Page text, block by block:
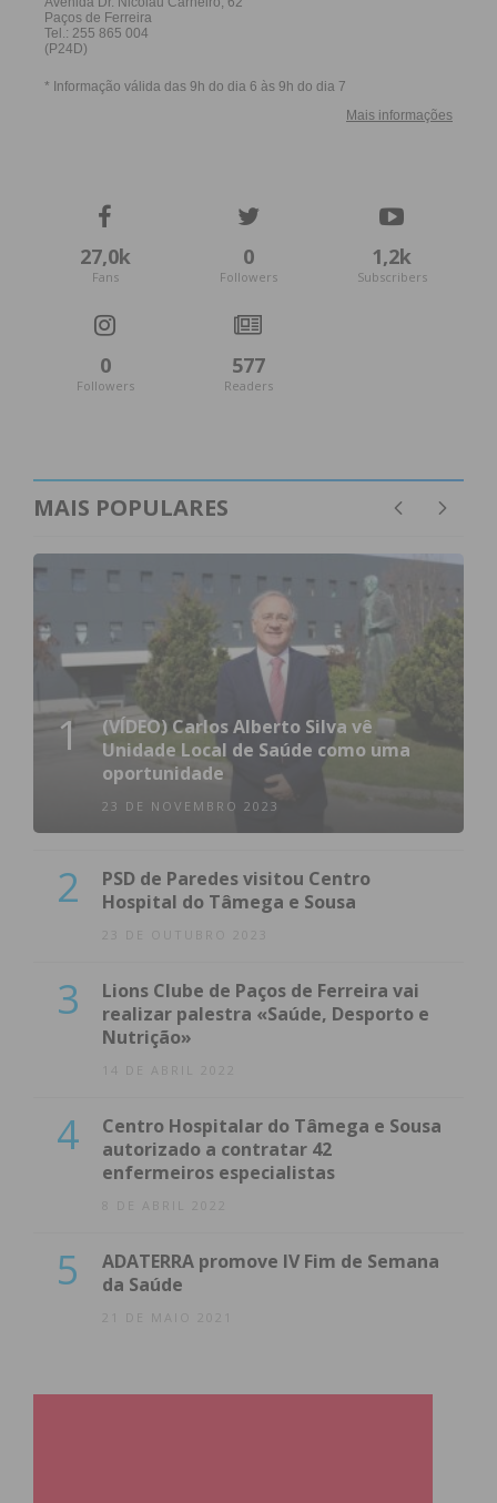
27,0k
Fans
0
Followers
1,2k
Subscribers
0
Followers
577
Readers
MAIS POPULARES
1
(VÍDEO) Carlos Alberto Silva vê
Unidade Local de Saúde como uma
oportunidade
23 DE NOVEMBRO 2023
2
PSD de Paredes visitou Centro
Hospital do Tâmega e Sousa
23 DE OUTUBRO 2023
3
Lions Clube de Paços de Ferreira vai
realizar palestra «Saúde, Desporto e
Nutrição»
14 DE ABRIL 2022
4
Centro Hospitalar do Tâmega e Sousa
autorizado a contratar 42
enfermeiros especialistas
8 DE ABRIL 2022
5
ADATERRA promove IV Fim de Semana
da Saúde
21 DE MAIO 2021